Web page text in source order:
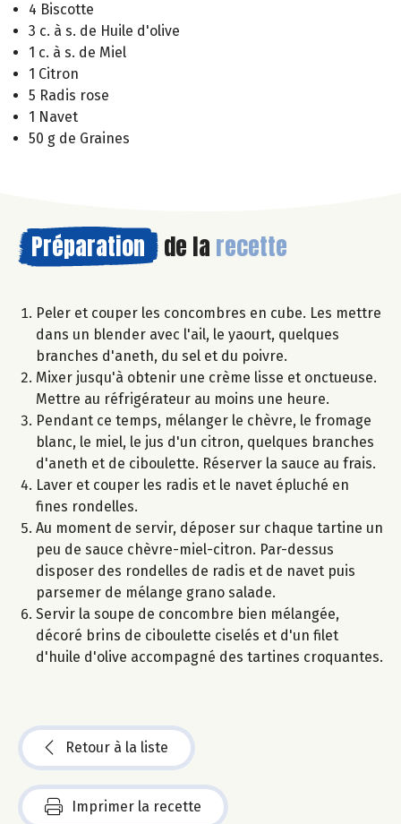
4 Biscotte
3 c. à s. de Huile d'olive
1 c. à s. de Miel
1 Citron
5 Radis rose
1 Navet
50 g de Graines
Préparation de la recette
Peler et couper les concombres en cube. Les mettre
dans un blender avec l'ail, le yaourt, quelques
branches d'aneth, du sel et du poivre.
Mixer jusqu'à obtenir une crème lisse et onctueuse.
Mettre au réfrigérateur au moins une heure.
Pendant ce temps, mélanger le chèvre, le fromage
blanc, le miel, le jus d'un citron, quelques branches
d'aneth et de ciboulette. Réserver la sauce au frais.
Laver et couper les radis et le navet épluché en
fines rondelles.
Au moment de servir, déposer sur chaque tartine un
peu de sauce chèvre-miel-citron. Par-dessus
disposer des rondelles de radis et de navet puis
parsemer de mélange grano salade.
Servir la soupe de concombre bien mélangée,
décoré brins de ciboulette ciselés et d'un filet
d'huile d'olive accompagné des tartines croquantes.
Retour à la liste
Imprimer la recette